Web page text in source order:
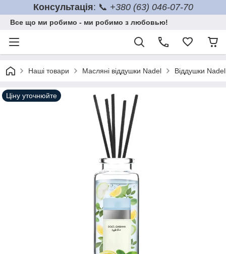
Консультація: 📞 +380 (63) 046-07-70
Все що ми робимо - ми робимо з любовью!
Наші товари Масляні віддушки Nadel Віддушки
Ціну уточнюйте